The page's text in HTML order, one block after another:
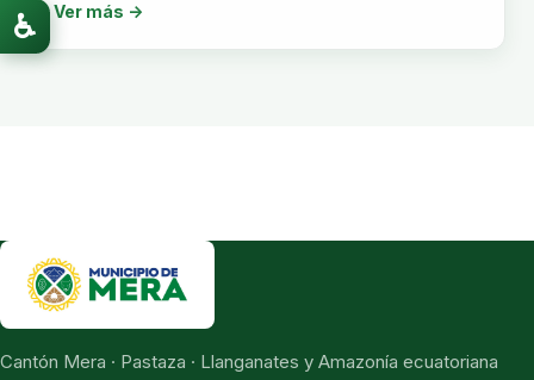
Ver más →
Cantón Mera · Pastaza · Llanganates y Amazonía ecuatoriana
♿